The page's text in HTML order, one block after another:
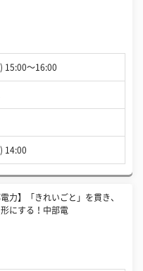
15:00〜16:00
14:00
電力】「きれいごと」を貫き、
にする！中部電